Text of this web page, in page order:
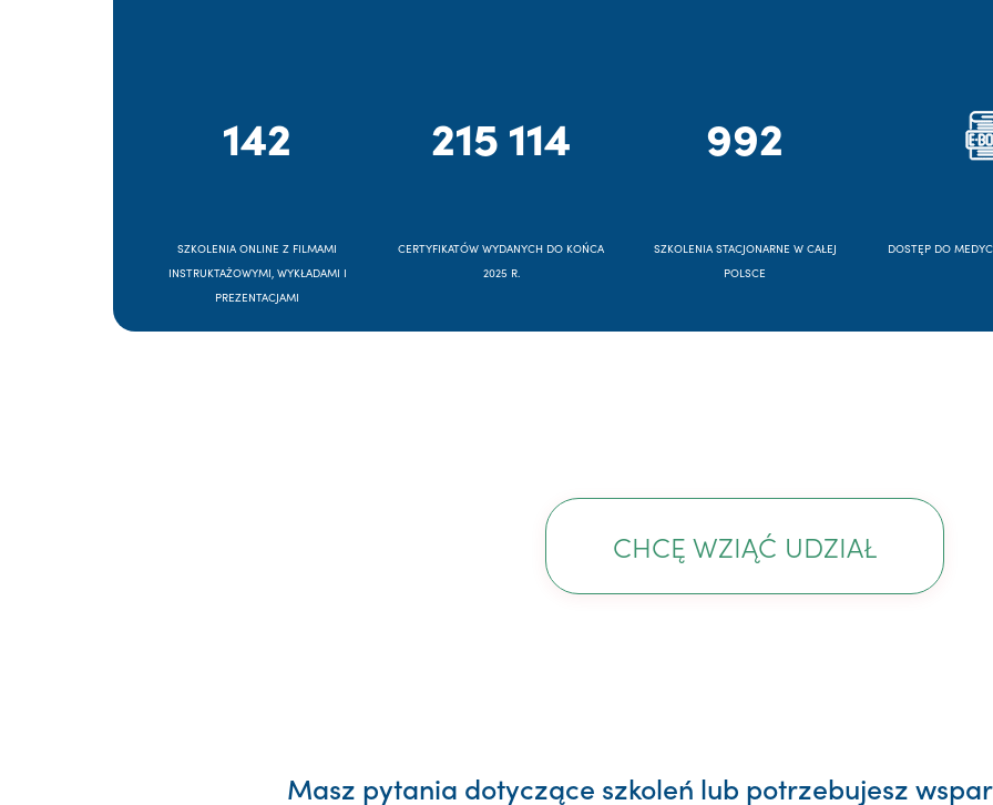
142
SZKOLENIA ONLINE Z FILMAMI
INSTRUKTAŻOWYMI, WYKŁADAMI I
PREZENTACJAMI
215 114
CERTYFIKATÓW WYDANYCH DO KOŃCA
2025 R.
992
SZKOLENIA STACJONARNE W CAŁEJ
POLSCE
DOSTĘP DO
CHCĘ WZIĄĆ UDZIAŁ
Masz pytania dotyczące szkoleń lub potrzebujesz